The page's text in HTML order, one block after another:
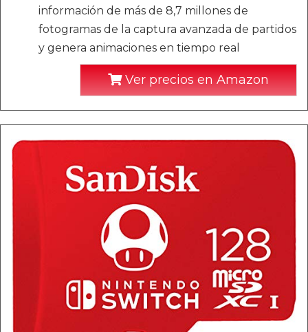
información de más de 8,7 millones de
fotogramas de la captura avanzada de partidos
y genera animaciones en tiempo real
Ver precios en Amazon